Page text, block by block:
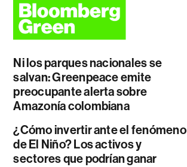
Ni los parques nacionales se
salvan: Greenpeace emite
preocupante alerta sobre
Amazonía colombiana
¿Cómo invertir ante el fenómeno
de El Niño? Los activos y
sectores que podrían ganar